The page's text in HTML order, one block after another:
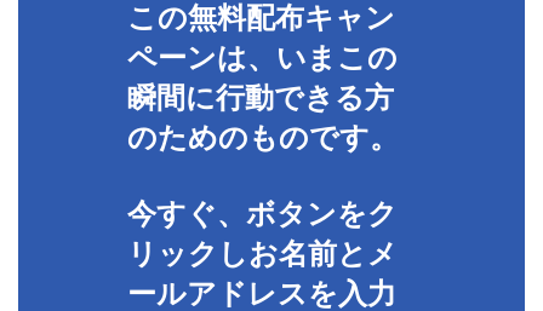
この無料配布キャン
ペーンは、いまこの
瞬間に行動できる方
のためのものです。
今すぐ、ボタンをク
リックしお名前とメ
ールアドレスを入力